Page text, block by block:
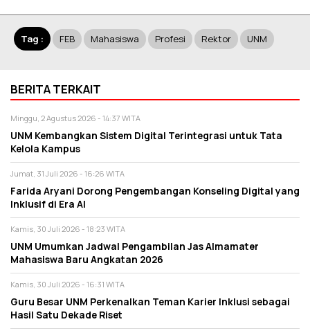
Tag : FEB Mahasiswa Profesi Rektor UNM
BERITA TERKAIT
Minggu, 2 Agustus 2026 - 14:37 WITA
UNM Kembangkan Sistem Digital Terintegrasi untuk Tata
Kelola Kampus
Jumat, 31 Juli 2026 - 16:26 WITA
Farida Aryani Dorong Pengembangan Konseling Digital yang
Inklusif di Era AI
Kamis, 30 Juli 2026 - 18:23 WITA
UNM Umumkan Jadwal Pengambilan Jas Almamater
Mahasiswa Baru Angkatan 2026
Kamis, 30 Juli 2026 - 16:31 WITA
Guru Besar UNM Perkenalkan Teman Karier Inklusi sebagai
Hasil Satu Dekade Riset